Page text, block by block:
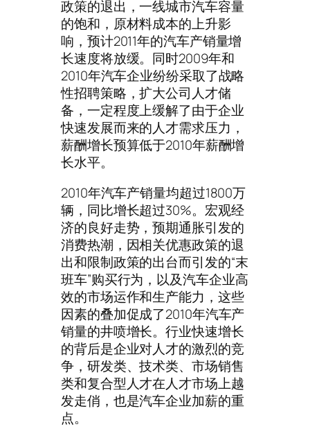
政策的退出，一线城市汽车容量
的饱和，原材料成本的上升影
响，预计2011年的汽车产销量增
长速度将放缓。同时2009年和
2010年汽车企业纷纷采取了战略
性招聘策略，扩大公司人才储
备，一定程度上缓解了由于企业
快速发展而来的人才需求压力，
薪酬增长预算低于2010年薪酬增
长水平。
2010年汽车产销量均超过1800万
辆，同比增长超过30%。宏观经
济的良好走势，预期通胀引发的
消费热潮，因相关优惠政策的退
出和限制政策的出台而引发的“末
班车”购买行为，以及汽车企业高
效的市场运作和生产能力，这些
因素的叠加促成了2010年汽车产
销量的井喷增长。行业快速增长
的背后是企业对人才的激烈的竞
争，研发类、技术类、市场销售
类和复合型人才在人才市场上越
发走俏，也是汽车企业加薪的重
点。